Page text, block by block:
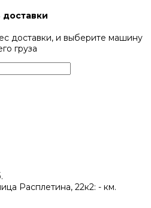
доставки
доставки, и выберите машину
груза
Расплетина, 22к2: - км.